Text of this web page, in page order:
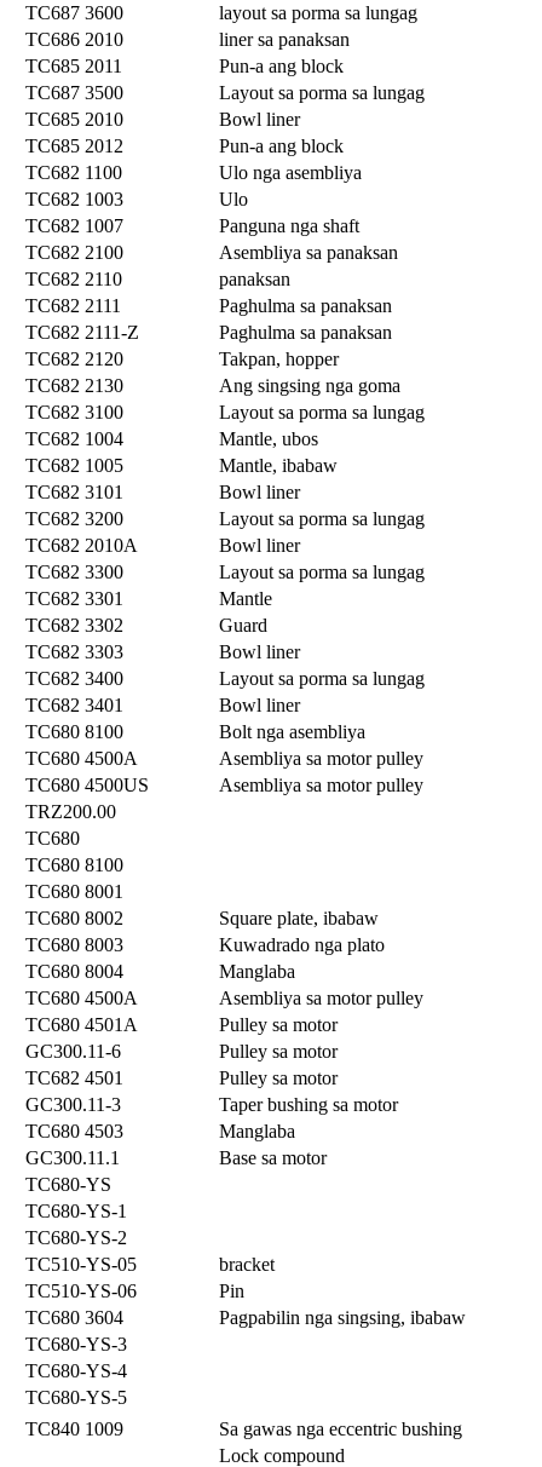
TC687 3600
layout sa porma sa lungag
TC686 2010
liner sa panaksan
TC685 2011
Pun-a ang block
TC687 3500
Layout sa porma sa lungag
TC685 2010
Bowl liner
TC685 2012
Pun-a ang block
TC682 1100
Ulo nga asembliya
TC682 1003
Ulo
TC682 1007
Panguna nga shaft
TC682 2100
Asembliya sa panaksan
TC682 2110
panaksan
TC682 2111
Paghulma sa panaksan
TC682 2111-Z
Paghulma sa panaksan
TC682 2120
Takpan, hopper
TC682 2130
Ang singsing nga goma
TC682 3100
Layout sa porma sa lungag
TC682 1004
Mantle, ubos
TC682 1005
Mantle, ibabaw
TC682 3101
Bowl liner
TC682 3200
Layout sa porma sa lungag
TC682 2010A
Bowl liner
TC682 3300
Layout sa porma sa lungag
TC682 3301
Mantle
TC682 3302
Guard
TC682 3303
Bowl liner
TC682 3400
Layout sa porma sa lungag
TC682 3401
Bowl liner
TC680 8100
Bolt nga asembliya
TC680 4500A
Asembliya sa motor pulley
TC680 4500US
Asembliya sa motor pulley
TRZ200.00
TC680
TC680 8100
TC680 8001
TC680 8002
Square plate, ibabaw
TC680 8003
Kuwadrado nga plato
TC680 8004
Manglaba
TC680 4500A
Asembliya sa motor pulley
TC680 4501A
Pulley sa motor
GC300.11-6
Pulley sa motor
TC682 4501
Pulley sa motor
GC300.11-3
Taper bushing sa motor
TC680 4503
Manglaba
GC300.11.1
Base sa motor
TC680-YS
TC680-YS-1
TC680-YS-2
TC510-YS-05
bracket
TC510-YS-06
Pin
TC680 3604
Pagpabilin nga singsing, ibabaw
TC680-YS-3
TC680-YS-4
TC680-YS-5
TC840 1009
Sa gawas nga eccentric bushing
Lock compound